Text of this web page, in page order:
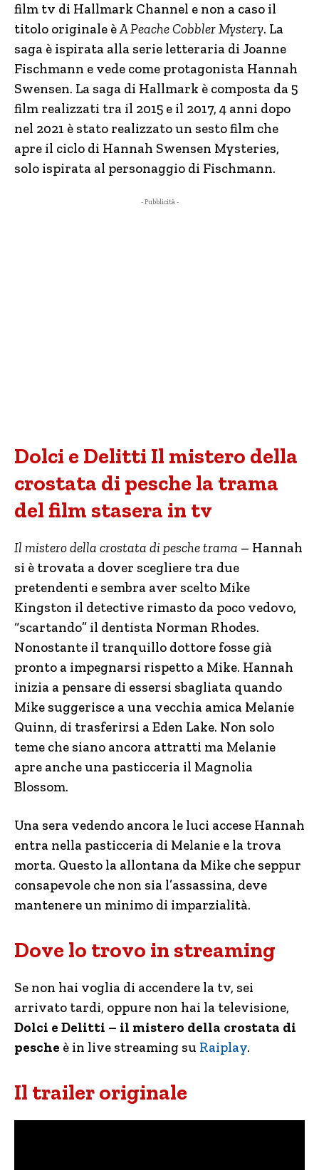
film tv di Hallmark Channel e non a caso il
titolo originale èA Peache Cobbler Mystery. La
saga è ispirata alla serie letteraria di Joanne
Fischmann e vede come protagonista Hannah
Swensen. La saga di Hallmark è composta da 5
film realizzati tra il 2015 e il 2017, 4 anni dopo
nel 2021 è stato realizzato un sesto film che
apre il ciclo di Hannah Swensen Mysteries,
solo ispirata al personaggio di Fischmann.
- Pubblicità -
Dolci e Delitti Il mistero della
crostata di pesche la trama
del film stasera in tv
Il mistero della crostata di pesche trama – Hannah
si è trovata a dover scegliere tra due
pretendenti e sembra aver scelto Mike
Kingston il detective rimasto da poco vedovo,
“scartando” il dentista Norman Rhodes.
Nonostante il tranquillo dottore fosse già
pronto a impegnarsi rispetto a Mike. Hannah
inizia a pensare di essersi sbagliata quando
Mike suggerisce a una vecchia amica Melanie
Quinn, di trasferirsi a Eden Lake. Non solo
teme che siano ancora attratti ma Melanie
apre anche una pasticceria il Magnolia
Blossom.
Una sera vedendo ancora le luci accese Hannah
entra nella pasticceria di Melanie e la trova
morta. Questo la allontana da Mike che seppur
consapevole che non sia l’assassina, deve
mantenere un minimo di imparzialità.
Dove lo trovo in streaming
Se non hai voglia di accendere la tv, sei
arrivato tardi, oppure non hai la televisione,
Dolci e Delitti – il mistero della crostata di
pesche è in live streaming su Raiplay.
Il trailer originale